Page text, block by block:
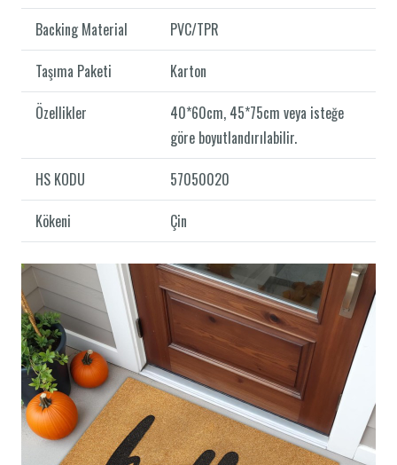
Backing Material
PVC/TPR
Taşıma Paketi
Karton
Özellikler
40*60cm, 45*75cm veya isteğe
göre boyutlandırılabilir.
HS KODU
57050020
Kökeni
Çin